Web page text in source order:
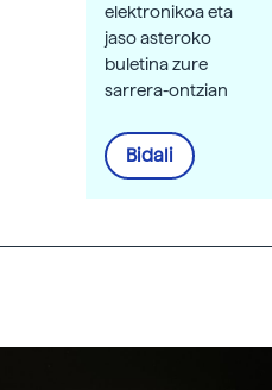
elektronikoa eta
jaso asteroko
buletina zure
sarrera-ontzian
Bidali